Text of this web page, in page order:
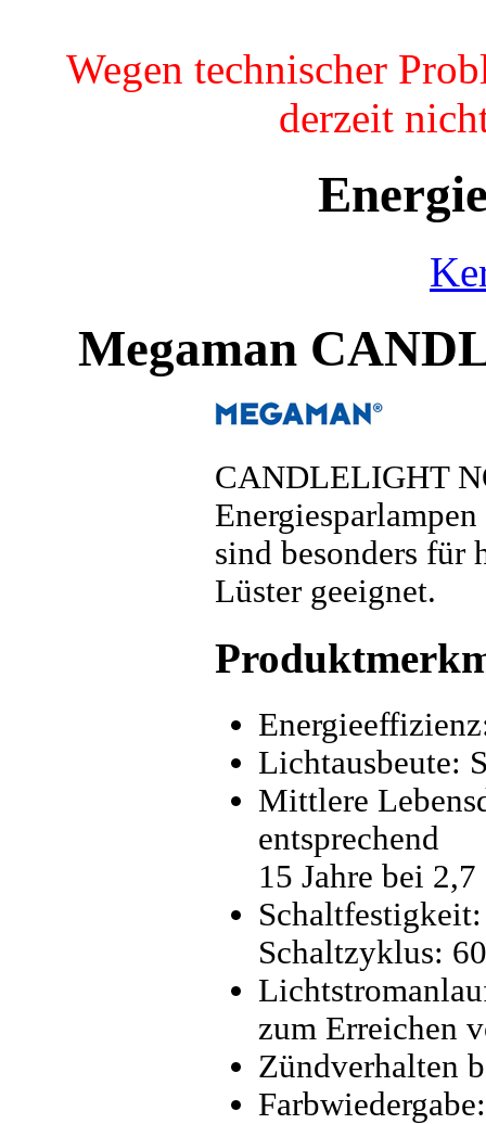
Wegen technischer
derzeit
Megaman
CANDLELIGHT
sind besonders für
Lüster geeignet.
Lichtausbeute:
Mittlere
entsprechend
15 Jahre bei
Schaltzyklus:
zum Erreichen
Zündverhalten